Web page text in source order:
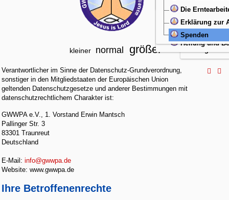
Ein
Übergabegebet
Wiedergeburt
Neugeboren
Heilung und
Die
Erklärung zur
Spenden
kleiner normal größer
Verantwortlicher im Sinne der Datenschutz-Grundverordnung,
sonstiger in den Mitgliedstaaten der Europäischen Union
geltenden Datenschutzgesetze und anderer Bestimmungen mit
datenschutzrechtlichem Charakter ist:
GWWPA e.V., 1. Vorstand Erwin Mantsch
Pallinger Str. 3
83301 Traunreut
Deutschland
E-Mail: info@gwwpa.de
Website: www.gwwpa.de
Ihre Betroffenenrechte